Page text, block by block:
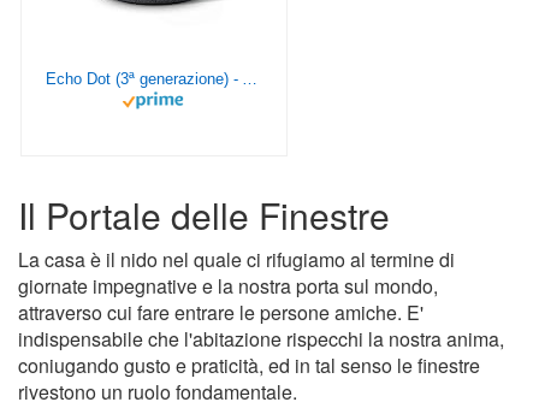
Echo Dot (3ª generazione) - Altoparlante intelligente con integrazione Alexa - Tessuto antracite
Il Portale delle Finestre
La casa è il nido nel quale ci rifugiamo al termine di
giornate impegnative e la nostra porta sul mondo,
attraverso cui fare entrare le persone amiche. E'
indispensabile che l'abitazione rispecchi la nostra anima,
coniugando gusto e praticità, ed in tal senso le finestre
rivestono un ruolo fondamentale.